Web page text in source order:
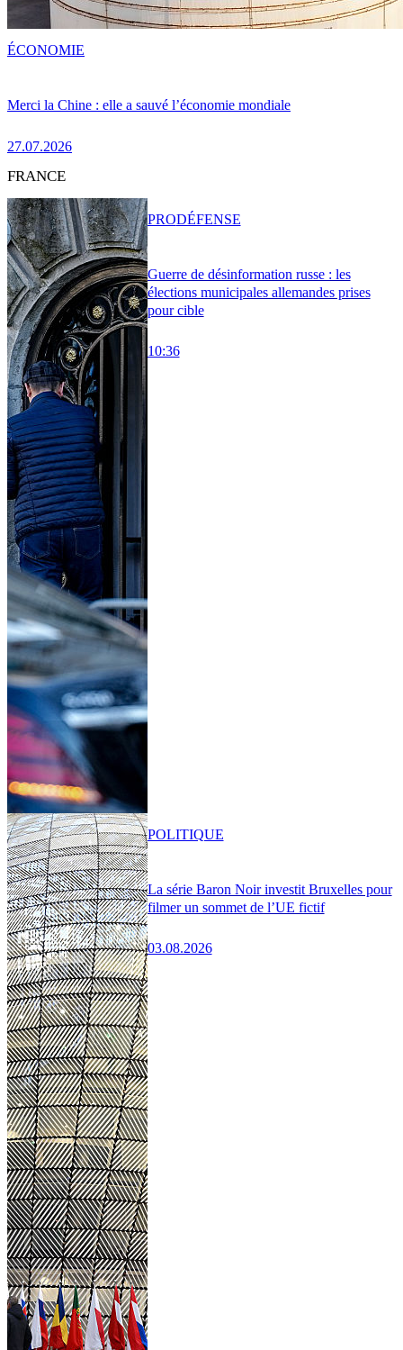
Merci la Chine : elle a sauvé l’économie mondiale
27.07.2026
ÉCONOMIE
FRANCE
Guerre de désinformation russe : les
élections municipales allemandes prises
pour cible
10:36
PRODÉFENSE
La série Baron Noir investit Bruxelles pour
filmer un sommet de l’UE fictif
03.08.2026
POLITIQUE